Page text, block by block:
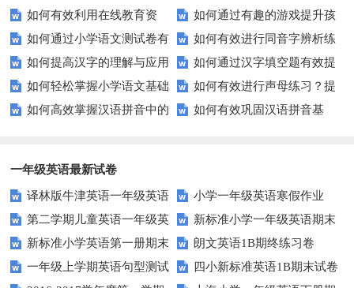
掌握反义词匹配？
语文成绩？
如何有效利用在线教育资
源？
如何通过有趣的游戏提升孩
子的句子补全技巧？
如何通过小学语文测试卷有
效提高孩子的阅读与写作技能？
如何有效进行同音字辨析练
习？这些方法让你事半功倍！
如何提高汉字的理解与应用
能力？这里有妙招！
如何通过汉字填空题有效提
升小学生的汉字书写能力？
如何轻松掌握小学语文基础
知识？
如何有效进行声母练习？提
升发音技巧有妙招！
如何高效掌握汉语拼音中的
如何有效巩固汉语拼音基
一年级英语最新试卷
译林版牛津英语一年级英语
1AB测试卷
小学一年级英语寒假作业
第二学期儿童英语一年级英
语期末试卷
新标准小学一年级英语期末
质量检测题
新标准小学英语第一册期末
测试题
朗文英语1B期终练习卷
一年级上学期英语句型测试
四小新标准英语1B期末试卷